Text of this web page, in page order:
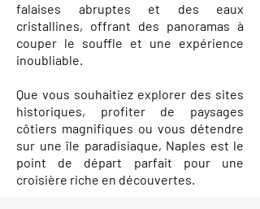
falaises abruptes et des eaux
cristallines, offrant des panoramas à
couper le souffle et une expérience
inoubliable.
Que vous souhaitiez explorer des sites
historiques, profiter de paysages
côtiers magnifiques ou vous détendre
sur une île paradisiaque, Naples est le
point de départ parfait pour une
croisière riche en découvertes.